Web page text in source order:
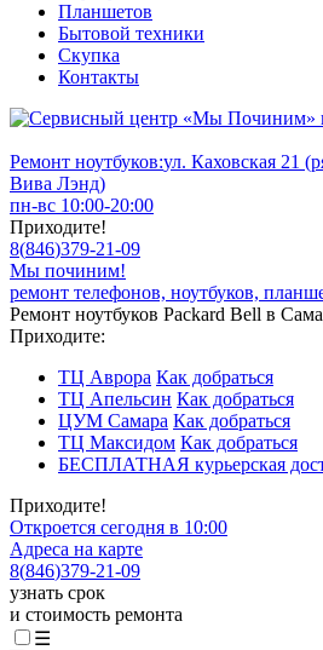
Планшетов
Бытовой техники
Скупка
Контакты
Ремонт ноутбуков:ул. Каховская 21
Вива Лэнд)
пн-вс 10:00-20:00
Приходите!
8(846)379-21-09
Мы починим!
ремонт телефонов, ноутбуков,
Ремонт ноутбуков Packard Bell в
Приходите:
ТЦ Аврора Как добраться
ТЦ Апельсин Как добраться
ЦУМ Самара Как добраться
ТЦ Максидом Как добраться
БЕСПЛАТНАЯ курьерская
Приходите!
Откроется сегодня в 10:00
Адреса на карте
8(846)379-21-09
узнать срок
и стоимость ремонта
☰